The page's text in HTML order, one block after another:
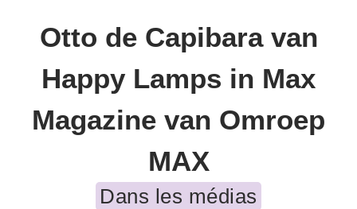
Otto de Capibara van
Happy Lamps in Max
Magazine van Omroep
MAX
Dans les médias